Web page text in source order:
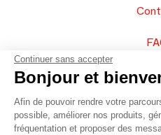
Vendez
Plan
Continuer sans accepter
Bonjour et
Afin de pouvoir rendre votre
possible, améliorer nos produits,
fréquentation et proposer des